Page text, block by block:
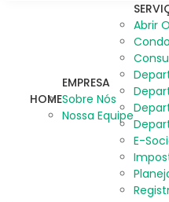
HOME
EMPRESA
Sobre Nós
Nossa Equipe
Abrir
E-